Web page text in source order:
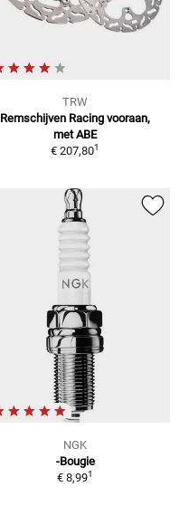
TRW
Remschijven Racing vooraan,
met ABE
€ 207,801
NGK
-Bougie
€ 8,991